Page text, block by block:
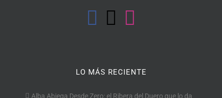
LO MÁS RECIENTE
Alba Abiega Desde Zero: el Ribera del Duero que lo da